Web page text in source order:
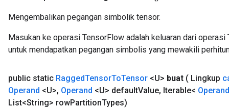
Mengembalikan pegangan simbolik tensor.
Masukan ke operasi TensorFlow adalah keluaran dari
untuk mendapatkan pegangan simbolis yang mewakili
public static RaggedTensorToTensor <U> buat ( Lingkup
Operand <U>, Operand <U> defaultValue, Iterable< Operand
List<String> rowPartitionTypes)